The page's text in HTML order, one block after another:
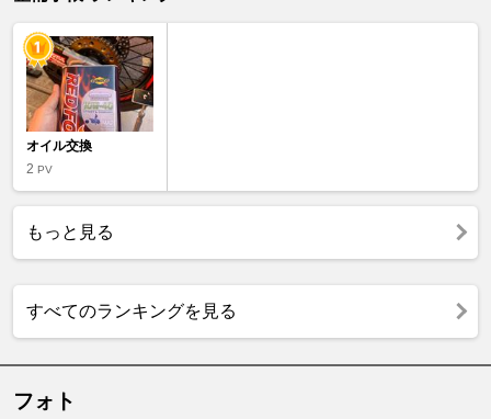
オイル交換
2 PV
もっと見る
すべてのランキングを見る
フォト